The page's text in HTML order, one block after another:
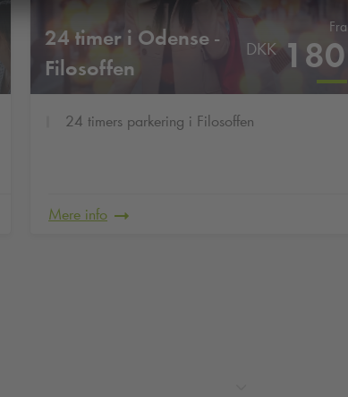
24 timer i Odense -
Filosoffen
Fra
DKK 180
24 timers parkering i Filosoffen
Mere info